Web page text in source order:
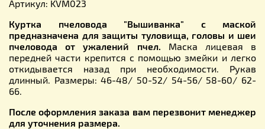
Артикул: KVM023
Куртка пчеловода "Вышиванка" с маской
предназначена для защиты туловища, головы и шеи
пчеловода от ужалений пчел. Маска лицевая в
передней части крепится с помощью змейки и легко
откидывается назад при необходимости. Рукав
длинный. Размеры: 46-48/ 50-52/ 54-56/ 58-60/ 62-
66.
После оформления заказа вам перезвонит менеджер
для уточнения размера.